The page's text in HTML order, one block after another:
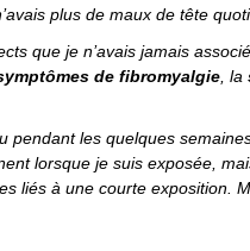
plus de maux de tête
que je n’avais jamais
de fibromyalgie , la
pendant les quelques
lorsque je suis exposée,
liés à une courte